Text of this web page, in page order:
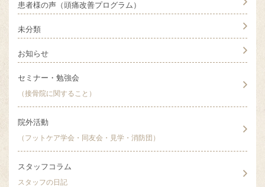
患者様の声（頭痛改善プログラム）
未分類
お知らせ
セミナー・勉強会
（接骨院に関すること）
院外活動
（フットケア学会・同友会・見学・消防団）
スタッフコラム
スタッフの日記